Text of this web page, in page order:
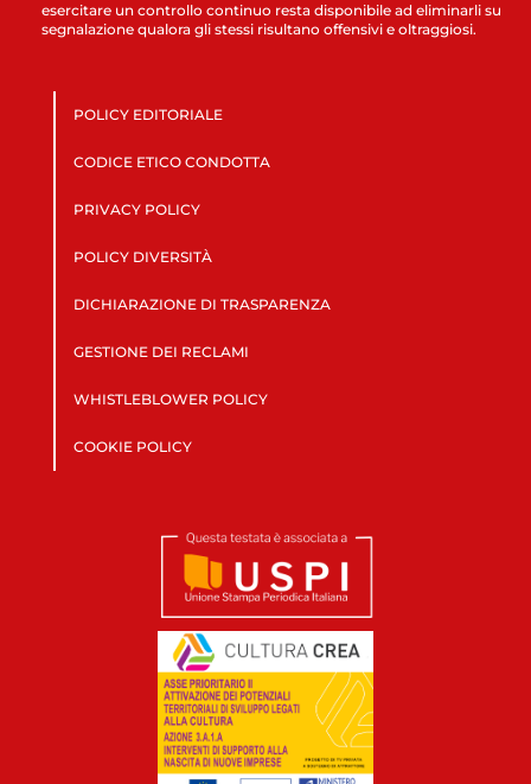
esercitare un controllo continuo resta disponibile ad eliminarli su
segnalazione qualora gli stessi risultano offensivi e oltraggiosi.
POLICY EDITORIALE
CODICE ETICO CONDOTTA
PRIVACY POLICY
POLICY DIVERSITÀ
DICHIARAZIONE DI TRASPARENZA
GESTIONE DEI RECLAMI
WHISTLEBLOWER POLICY
COOKIE POLICY